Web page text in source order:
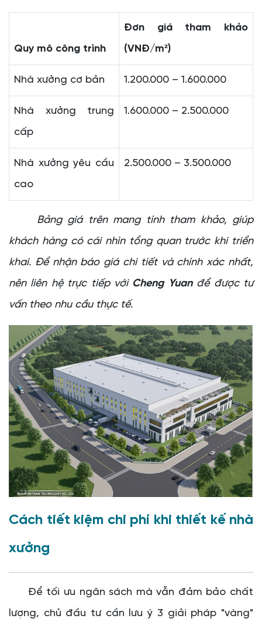
Quy mô công trình
Đơn giá tham khảo
(VNĐ/m²)
Nhà xưởng cơ bản 1.200.000 – 1.600.000
Nhà xưởng trung
cấp
1.600.000 – 2.500.000
Nhà xưởng yêu cầu
cao
2.500.000 – 3.500.000
Bảng giá trên mang tính tham khảo, giúp
khách hàng có cái nhìn tổng quan trước khi triển
khai. Để nhận báo giá chi tiết và chính xác nhất,
nên liên hệ trực tiếp với Cheng Yuanđể được tư
vấn theo nhu cầu thực tế.
Cách tiết kiệm chi phí khi thiết kế nhà
xưởng
Để tối ưu ngân sách mà vẫn đảm bảo chất
lượng, chủ đầu tư cần lưu ý 3 giải pháp "vàng"